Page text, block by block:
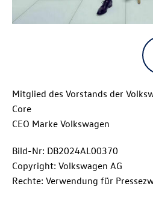
Mitglied des Vorstands der
Core
CEO Marke Volkswagen
Bild-Nr: DB2024AL00370
Copyright: Volkswagen AG
Rechte: Verwendung für